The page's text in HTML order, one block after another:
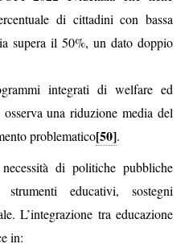
di cittadini con bassa
supera il 50%, un dato doppio
integrati di welfare ed
una riduzione media del
problematico[50].
di politiche pubbliche
educativi, sostegni
L’integrazione tra educazione
in: